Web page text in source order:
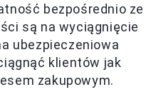
bezpośrednio ze
są na wyciągnięcie
ubezpieczeniowa
klientów jak
zakupowym.